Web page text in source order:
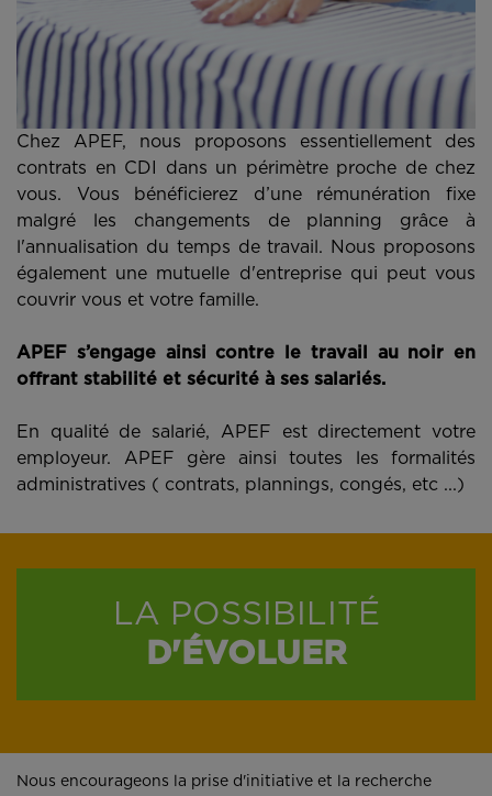
Chez APEF, nous proposons essentiellement des
contrats en CDI dans un périmètre proche de chez
vous. Vous bénéficierez d’une rémunération fixe
malgré les changements de planning grâce à
l'annualisation du temps de travail. Nous proposons
également une mutuelle d'entreprise qui peut vous
couvrir vous et votre famille.
APEF s’engage ainsi contre le travail au noir en
offrant stabilité et sécurité à ses salariés.
En qualité de salarié, APEF est directement votre
employeur. APEF gère ainsi toutes les formalités
administratives ( contrats, plannings, congés, etc ...)
LA POSSIBILITÉ
D'ÉVOLUER
Nous encourageons la prise d'initiative et la recherche